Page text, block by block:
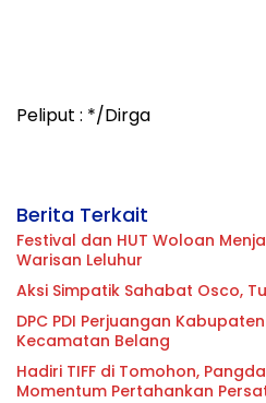
Peliput : */Dirga
Berita Terkait
Festival dan HUT Woloan
Warisan Leluhur
Aksi Simpatik Sahabat Osco,
DPC PDI Perjuangan
Kecamatan Belang
Hadiri TIFF di Tomohon,
Momentum Pertahankan